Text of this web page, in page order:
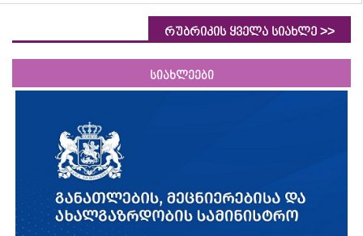
რუბრიკის ყველა სიახლე >>
სიახლეები